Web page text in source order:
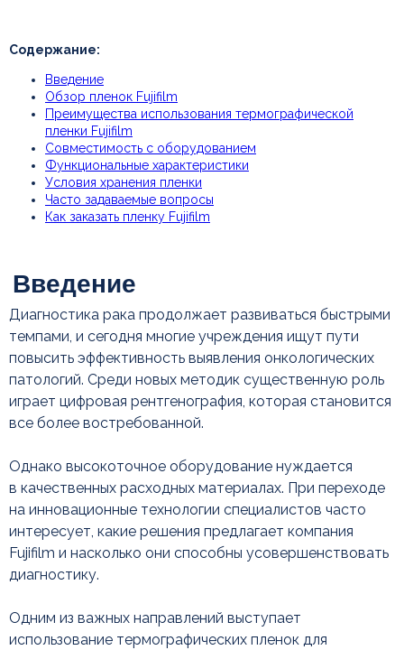
Содержание:
Введение
Обзор пленок Fujifilm
Преимущества использования термографической
пленки Fujifilm
Совместимость с оборудованием
Функциональные характеристики
Условия хранения пленки
Часто задаваемые вопросы
Как заказать пленку Fujifilm
Введение
Диагностика рака продолжает развиваться быстрыми
темпами, и сегодня многие учреждения ищут пути
повысить эффективность выявления онкологических
патологий. Среди новых методик существенную роль
играет цифровая рентгенография, которая становится
все более востребованной.
Однако высокоточное оборудование нуждается
в качественных расходных материалах. При переходе
на инновационные технологии специалистов часто
интересует, какие решения предлагает компания
Fujifilm и насколько они способны усовершенствовать
диагностику.
Одним из важных направлений выступает
использование термографических пленок для
Обзор пленок Fujifilm
политикой ко
Задать вопрос